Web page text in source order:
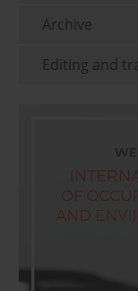
Archive
Editing and